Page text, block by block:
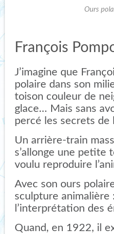
Ours
François
J’imagine que
polaire dans son
toison couleur de
glace… Mais sans
percé les secrets de
Un arrière-train
s’allonge une petite
voulu reproduire
Avec son ours
sculpture animalière
l’interprétation des
Quand, en 1922, il